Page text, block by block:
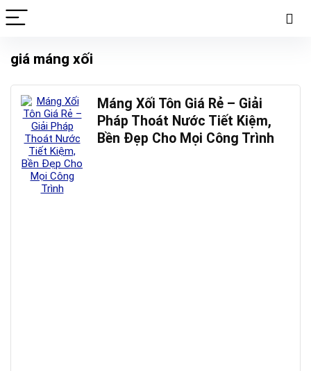
giá máng xối
Máng Xối Tôn Giá Rẻ – Giải
Pháp Thoát Nước Tiết Kiệm,
Bền Đẹp Cho Mọi Công Trình